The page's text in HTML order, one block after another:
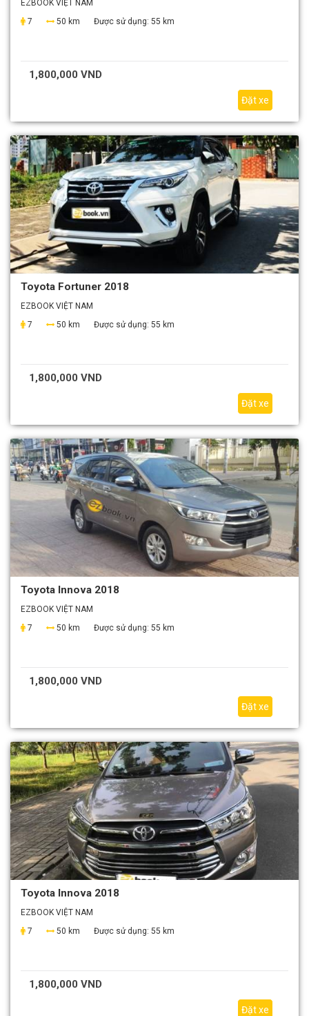
EZBOOK VIỆT NAM
7
50 km Được sử dụng: 55 km
1,800,000 VND
Đặt xe
Toyota Fortuner 2018
EZBOOK VIỆT NAM
7
50 km Được sử dụng: 55 km
1,800,000 VND
Đặt xe
Toyota Innova 2018
EZBOOK VIỆT NAM
7
50 km Được sử dụng: 55 km
1,800,000 VND
Đặt xe
Toyota Innova 2018
EZBOOK VIỆT NAM
7
50 km Được sử dụng: 55 km
1,800,000 VND
Đặt xe